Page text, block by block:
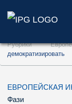
Перейти
Перейти к
Рубрики
демократизировать
ЕВРОПЕЙСКАЯ
Фази